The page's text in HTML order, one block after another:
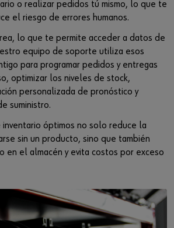
o realizar pedidos tú mismo, lo que te
el riesgo de errores humanos.
lo que te permite acceder a datos de
equipo de soporte utiliza esos
para programar pedidos y entregas
optimizar los niveles de stock,
personalizada de pronóstico y
suministro.
óptimos no solo reduce la
sin un producto, sino que también
en el almacén y evita costos por exceso